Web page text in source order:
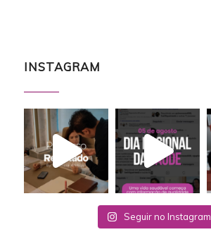
INSTAGRAM
Seguir no Instagram